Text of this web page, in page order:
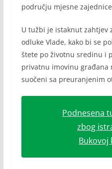
području mjesne
U tužbi je istaknut zahtjev
odluke Vlade, kako bi se
štete po životnu sredinu i
privatnu imovinu građana
suočeni sa preuranjenim
Podnesena
zbog
Bukovoj